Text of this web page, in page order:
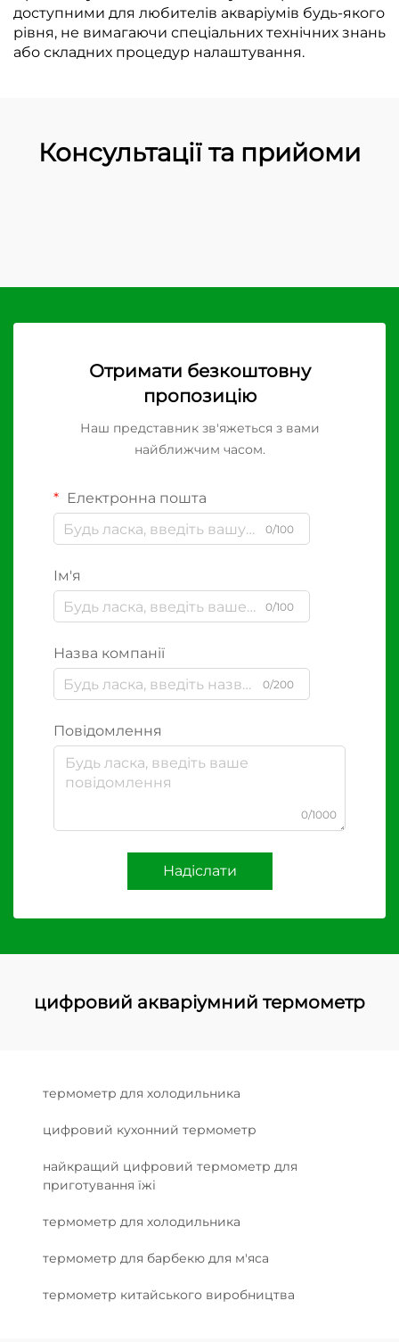
доступними для любителів акваріумів будь-якого
рівня, не вимагаючи спеціальних технічних знань
або складних процедур налаштування.
Консультації та прийоми
Отримати безкоштовну
пропозицію
Наш представник зв'яжеться з вами
найближчим часом.
Електронна пошта
0/100
Ім'я
0/100
Назва компанії
0/200
Повідомлення
0/1000
Надіслати
цифровий акваріумний термометр
термометр для холодильника
цифровий кухонний термометр
найкращий цифровий термометр для
приготування їжі
термометр для холодильника
термометр для барбекю для м'яса
термометр китайського виробництва